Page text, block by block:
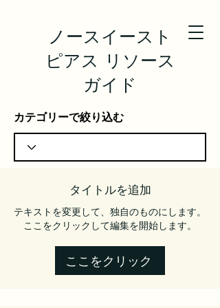
ノースイースト
ピアス リソース
ガイド
カテゴリーで絞り込む
タイトルを追加
テキストを変更して、独自のものにします。
ここをクリックして編集を開始します。
ここをクリック